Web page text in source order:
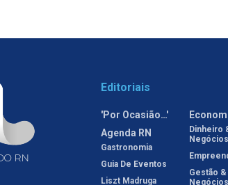
Editoriais
'Por Ocasião…'
Agenda RN
Gastronomia
Guia De Eventos
Liszt Madruga
Dinheiro
Negócios
Gestão &
Negócios